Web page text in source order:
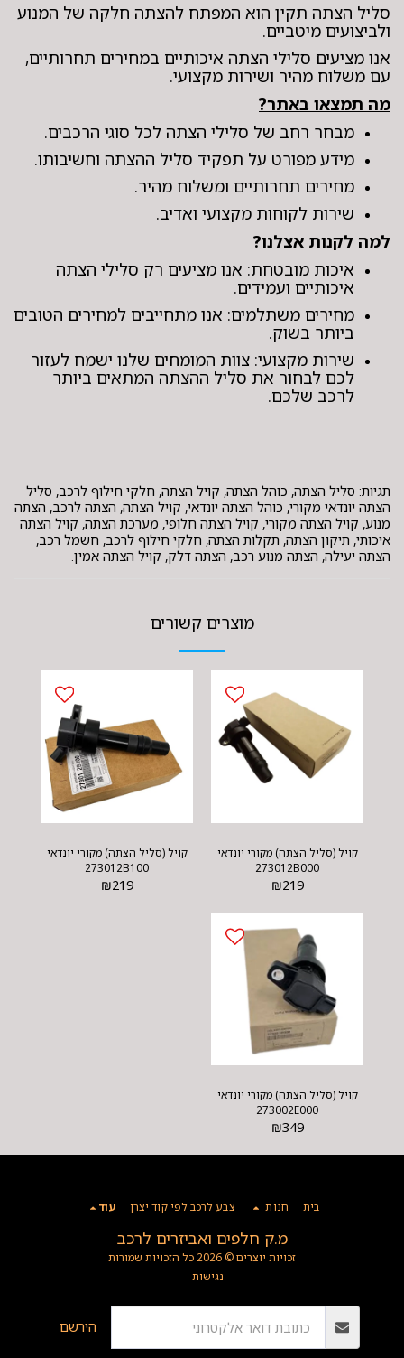
סליל הצתה תקין הוא המפתח להצתה חלקה של המנוע
ולביצועים מיטביים.
אנו מציעים סלילי הצתה איכותיים במחירים תחרותיים,
עם משלוח מהיר ושירות מקצועי.
מה תמצאו באתר?
מבחר רחב של סלילי הצתה לכל סוגי הרכבים.
מידע מפורט על תפקיד סליל ההצתה וחשיבותו.
מחירים תחרותיים ומשלוח מהיר.
שירות לקוחות מקצועי ואדיב.
למה לקנות אצלנו?
איכות מובטחת: אנו מציעים רק סלילי הצתה
איכותיים ועמידים.
מחירים משתלמים: אנו מתחייבים למחירים הטובים
ביותר בשוק.
שירות מקצועי: צוות המומחים שלנו ישמח לעזור
לכם לבחור את סליל ההצתה המתאים ביותר
לרכב שלכם.
תגיות: סליל הצתה, כוהל הצתה, קויל הצתה, חלקי חילוף לרכב, סליל
הצתה יונדאי מקורי, כוהל הצתה יונדאי, קויל הצתה, הצתה לרכב, הצתה
מנוע, קויל הצתה מקורי, קויל הצתה חלופי, מערכת הצתה, קויל הצתה
איכותי, תיקון הצתה, תקלות הצתה, חלקי חילוף לרכב, חשמל רכב,
הצתה יעילה, הצתה מנוע רכב, הצתה דלק, קויל הצתה אמין.
מוצרים קשורים
קויל (סליל הצתה) מקורי יונדאי
273012B000
₪219
קויל (סליל הצתה) מקורי יונדאי
273012B100
₪219
קויל (סליל הצתה) מקורי יונדאי
273002E000
₪349
מ.ק חלפים ואביזרים לרכב
זכויות יוצרים © 2026 כל הזכויות שמורות
נגישות
בית חנות צבע לרכב לפי קוד יצרן עוד
הירשם